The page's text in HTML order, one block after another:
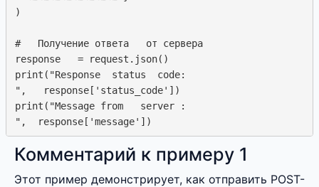
)
#   Получение ответа   от сервера
response   = request.json()
print("Response  status  code:
",   response['status_code'])
print("Message from   server :
Комментарий к примеру 1
Этот пример демонстрирует, как отправить POST-